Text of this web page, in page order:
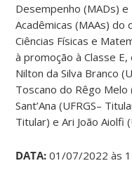
Desempenho (MADs)
Acadêmicas (MAAs)
Ciências Físicas e
à promoção à Classe
Nilton da Silva Branco
Toscano do Rêgo Melo
Sant’Ana (UFRGS–
Titular) e Ari João Aiolfi
DATA: 01/07/2022 às